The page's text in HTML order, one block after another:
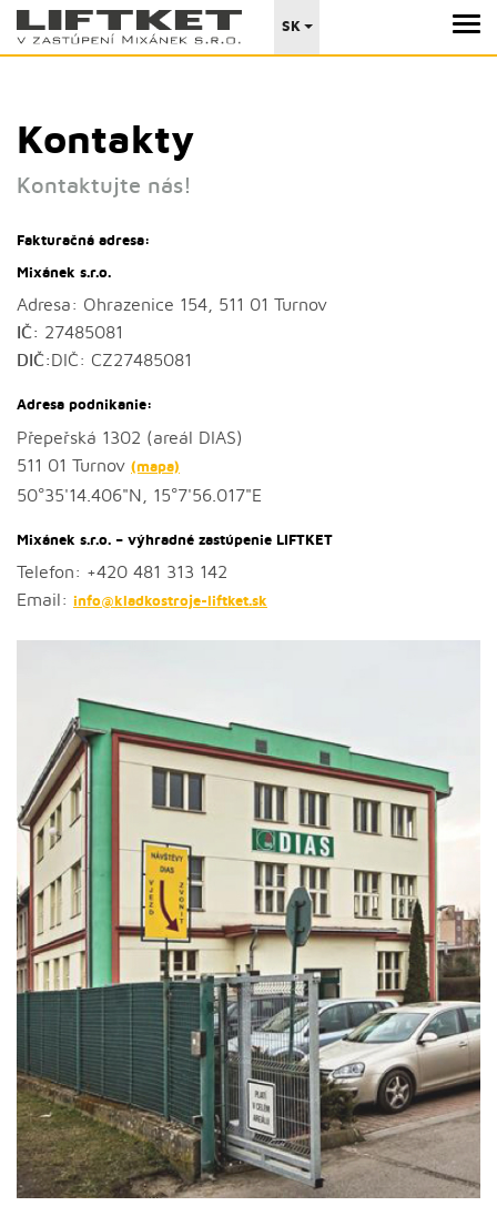
SK
Kontakty
Kontaktujte nás!
Fakturačná adresa:
Mixánek s.r.o.
Adresa: Ohrazenice 154, 511 01 Turnov
IČ: 27485081
DIČ: DIČ: CZ27485081
Adresa podnikanie:
Přepeřská 1302 (areál DIAS)
511 01 Turnov (mapa)
50°35'14.406"N, 15°7'56.017"E
Mixánek s.r.o. – výhradné zastúpenie LIFTKET
Telefon: +420 481 313 142
Email: info@kladkostroje-liftket.sk